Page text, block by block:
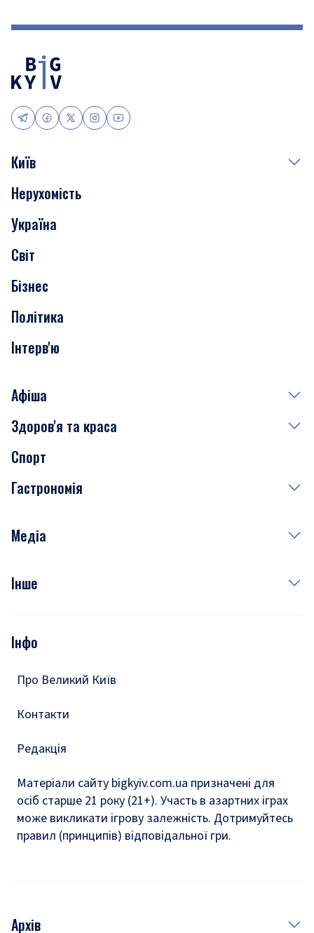
Київ
Події
Скандали
Нерухомість
Транспорт
Нерухомість
Україна
Світ
Бізнес
Політика
Інтерв'ю
Афіша
Сьогодні
Завтра
Субота
Здоров'я та краса
Медицина
Краса
Спорт
Гастрономія
Рецепти
Медіа
Фото
Подкасти
Інше
Тести
Інфо
Про Великий Київ
Контакти
Редакція
Матеріали сайту bigkyiv.com.ua призначені для
осіб старше 21 року (21+). Участь в азартних іграх
може викликати ігрову залежність. Дотримуйтесь
правил (принципів) відповідальної гри.
Архів